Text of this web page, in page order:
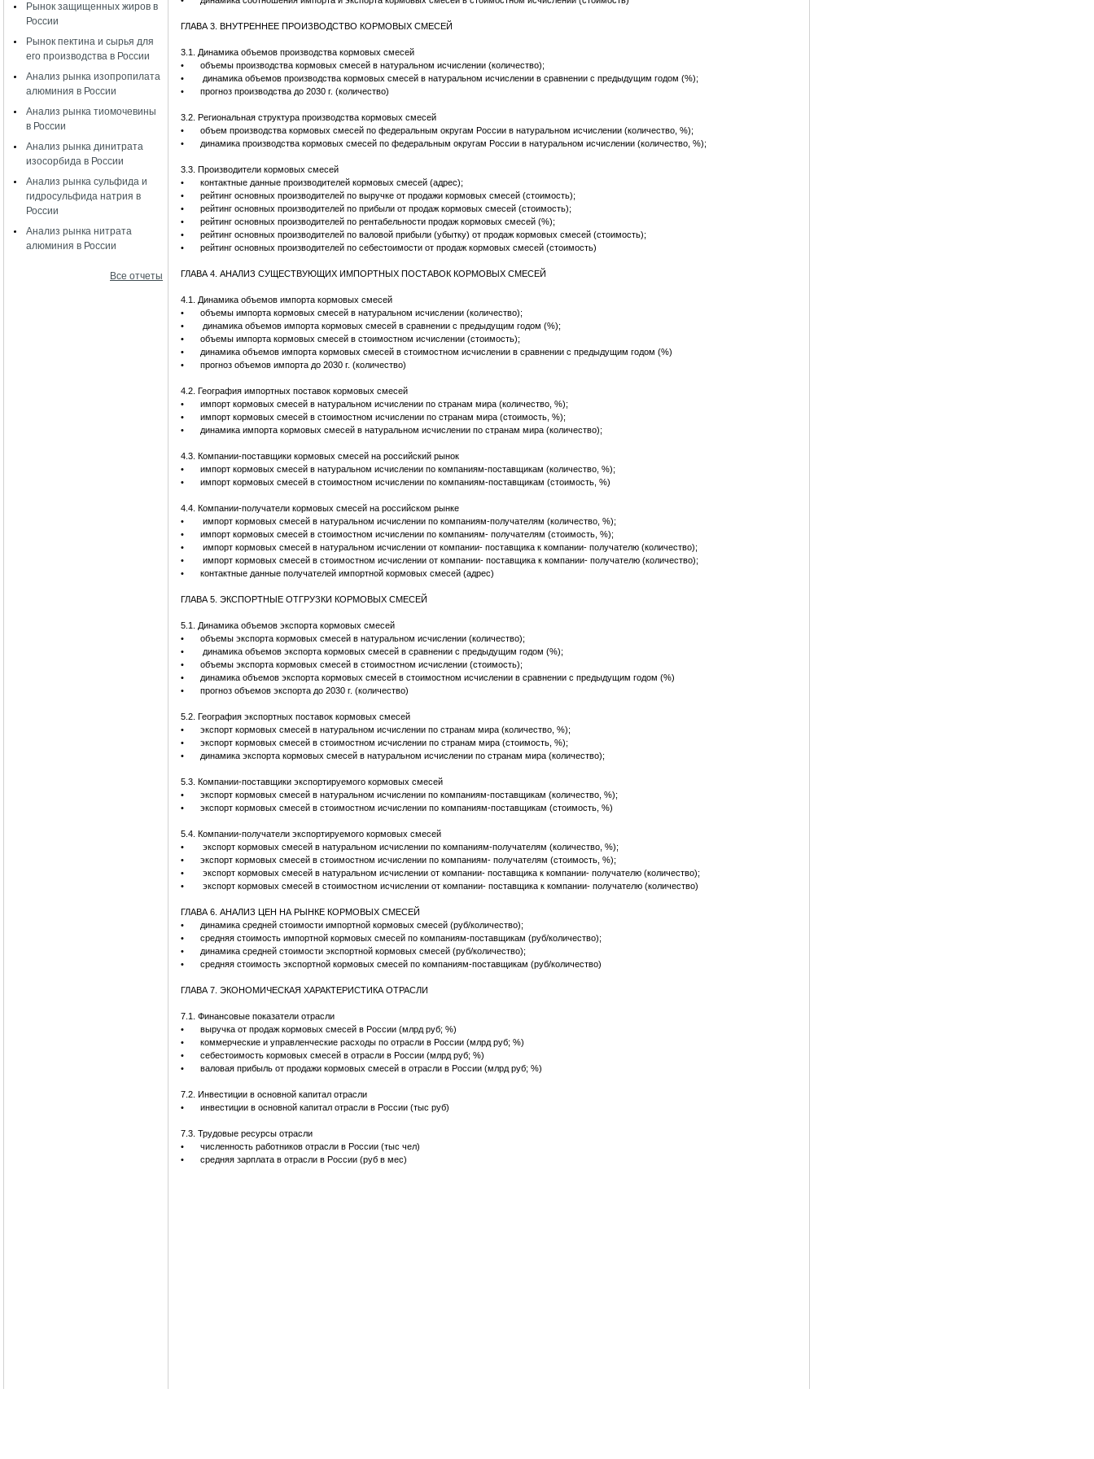
Рынок защищенных жиров в
России
Рынок пектина и сырья для
его производства в России
Анализ рынка изопропилата
алюминия в России
Анализ рынка тиомочевины
в России
Анализ рынка динитрата
изосорбида в России
Анализ рынка сульфида и
гидросульфида натрия в
России
Анализ рынка нитрата
алюминия в России
Все отчеты
ГЛАВА 3. ВНУТРЕННЕЕ ПРОИЗВОДСТВО КОРМОВЫХ СМЕСЕЙ
3.1. Динамика объемов производства кормовых смесей
•
объемы производства кормовых смесей в натуральном исчислении (количество);
•
динамика объемов производства кормовых смесей в натуральном исчислении в сравнении с предыдущим годом (%);
•
прогноз производства до 2030 г. (количество)
3.2. Региональная структура производства кормовых смесей
•
объем производства кормовых смесей по федеральным округам России в натуральном исчислении (количество, %);
•
динамика производства кормовых смесей по федеральным округам России в натуральном исчислении (количество, %);
3.3. Производители кормовых смесей
•
контактные данные производителей кормовых смесей (адрес);
•
рейтинг основных производителей по выручке от продажи кормовых смесей (стоимость);
•
рейтинг основных производителей по прибыли от продаж кормовых смесей (стоимость);
•
рейтинг основных производителей по рентабельности продаж кормовых смесей (%);
•
рейтинг основных производителей по валовой прибыли (убытку) от продаж кормовых смесей (стоимость);
•
рейтинг основных производителей по себестоимости от продаж кормовых смесей (стоимость)
ГЛАВА 4. АНАЛИЗ СУЩЕСТВУЮЩИХ ИМПОРТНЫХ ПОСТАВОК КОРМОВЫХ СМЕСЕЙ
4.1. Динамика объемов импорта кормовых смесей
•
объемы импорта кормовых смесей в натуральном исчислении (количество);
•
динамика объемов импорта кормовых смесей в сравнении с предыдущим годом (%);
•
объемы импорта кормовых смесей в стоимостном исчислении (стоимость);
•
динамика объемов импорта кормовых смесей в стоимостном исчислении в сравнении с предыдущим годом (%)
•
прогноз объемов импорта до 2030 г. (количество)
4.2. География импортных поставок кормовых смесей
•
импорт кормовых смесей в натуральном исчислении по странам мира (количество, %);
•
импорт кормовых смесей в стоимостном исчислении по странам мира (стоимость, %);
•
динамика импорта кормовых смесей в натуральном исчислении по странам мира (количество);
4.3. Компании-поставщики кормовых смесей на российский рынок
•
импорт кормовых смесей в натуральном исчислении по компаниям-поставщикам (количество, %);
•
импорт кормовых смесей в стоимостном исчислении по компаниям-поставщикам (стоимость, %)
4.4. Компании-получатели кормовых смесей на российском рынке
•
импорт кормовых смесей в натуральном исчислении по компаниям-получателям (количество, %);
•
импорт кормовых смесей в стоимостном исчислении по компаниям- получателям (стоимость, %);
•
импорт кормовых смесей в натуральном исчислении от компании- поставщика к компании- получателю (количество);
•
импорт кормовых смесей в стоимостном исчислении от компании- поставщика к компании- получателю (количество);
•
контактные данные получателей импортной кормовых смесей (адрес)
ГЛАВА 5. ЭКСПОРТНЫЕ ОТГРУЗКИ КОРМОВЫХ СМЕСЕЙ
5.1. Динамика объемов экспорта кормовых смесей
•
объемы экспорта кормовых смесей в натуральном исчислении (количество);
•
динамика объемов экспорта кормовых смесей в сравнении с предыдущим годом (%);
•
объемы экспорта кормовых смесей в стоимостном исчислении (стоимость);
•
динамика объемов экспорта кормовых смесей в стоимостном исчислении в сравнении с предыдущим годом (%)
•
прогноз объемов экспорта до 2030 г. (количество)
5.2. География экспортных поставок кормовых смесей
•
экспорт кормовых смесей в натуральном исчислении по странам мира (количество, %);
•
экспорт кормовых смесей в стоимостном исчислении по странам мира (стоимость, %);
•
динамика экспорта кормовых смесей в натуральном исчислении по странам мира (количество);
5.3. Компании-поставщики экспортируемого кормовых смесей
•
экспорт кормовых смесей в натуральном исчислении по компаниям-поставщикам (количество, %);
•
экспорт кормовых смесей в стоимостном исчислении по компаниям-поставщикам (стоимость, %)
5.4. Компании-получатели экспортируемого кормовых смесей
•
экспорт кормовых смесей в натуральном исчислении по компаниям-получателям (количество, %);
•
экспорт кормовых смесей в стоимостном исчислении по компаниям- получателям (стоимость, %);
•
экспорт кормовых смесей в натуральном исчислении от компании- поставщика к компании- получателю (количество);
•
экспорт кормовых смесей в стоимостном исчислении от компании- поставщика к компании- получателю (количество)
ГЛАВА 6. АНАЛИЗ ЦЕН НА РЫНКЕ КОРМОВЫХ СМЕСЕЙ
•
динамика средней стоимости импортной кормовых смесей (руб/количество);
•
средняя стоимость импортной кормовых смесей по компаниям-поставщикам (руб/количество);
•
динамика средней стоимости экспортной кормовых смесей (руб/количество);
•
средняя стоимость экспортной кормовых смесей по компаниям-поставщикам (руб/количество)
ГЛАВА 7. ЭКОНОМИЧЕСКАЯ ХАРАКТЕРИСТИКА ОТРАСЛИ
7.1. Финансовые показатели отрасли
•
выручка от продаж кормовых смесей в России (млрд руб; %)
•
коммерческие и управленческие расходы по отрасли в России (млрд руб; %)
•
себестоимость кормовых смесей в отрасли в России (млрд руб; %)
•
валовая прибыль от продажи кормовых смесей в отрасли в России (млрд руб; %)
7.2. Инвестиции в основной капитал отрасли
•
инвестиции в основной капитал отрасли в России (тыс руб)
7.3. Трудовые ресурсы отрасли
•
численность работников отрасли в России (тыс чел)
•
средняя зарплата в отрасли в России (руб в мес)